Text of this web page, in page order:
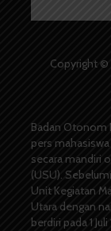
Copyright ©
Badan Otonom
pers
secara mandiri
(USU).
Unit Kegiatan
Utara dengan
berdiri pada 1 Juli